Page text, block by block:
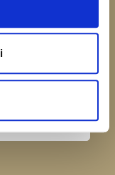
make the air